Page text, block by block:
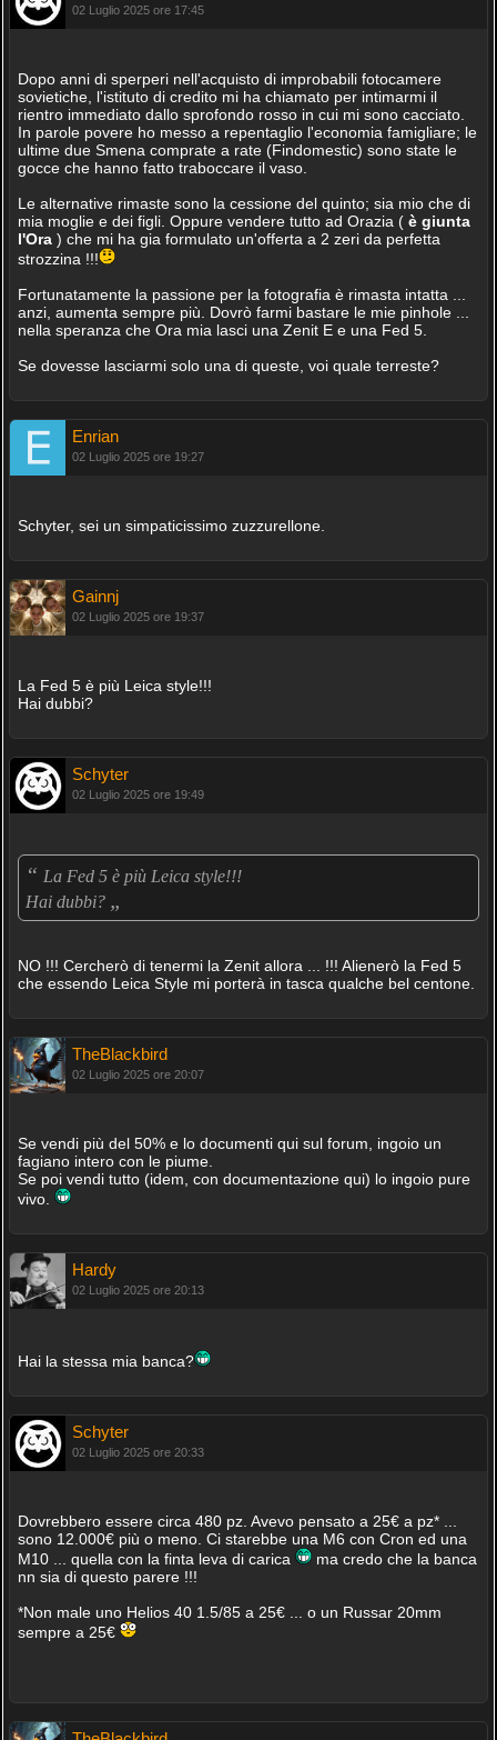
02 Luglio 2025 ore 17:45
Dopo anni di sperperi nell'acquisto di improbabili fotocamere
sovietiche, l'istituto di credito mi ha chiamato per intimarmi il
rientro immediato dallo sprofondo rosso in cui mi sono cacciato.
In parole povere ho messo a repentaglio l'economia famigliare; le
ultime due Smena comprate a rate (Findomestic) sono state le
gocce che hanno fatto traboccare il vaso.
Le alternative rimaste sono la cessione del quinto; sia mio che di
mia moglie e dei figli. Oppure vendere tutto ad Orazia (è giunta
l'Ora) che mi ha gia formulato un'offerta a 2 zeri da perfetta
strozzina !!!
Fortunatamente la passione per la fotografia è rimasta intatta ...
anzi, aumenta sempre più. Dovrò farmi bastare le mie pinhole ...
nella speranza che Ora mia lasci una Zenit E e una Fed 5.
Se dovesse lasciarmi solo una di queste, voi quale terreste?
Enrian
02 Luglio 2025 ore 19:27
Schyter, sei un simpaticissimo zuzzurellone.
Gainnj
02 Luglio 2025 ore 19:37
La Fed 5 è più Leica style!!!
Hai dubbi?
Schyter
02 Luglio 2025 ore 19:49
“ La Fed 5 è più Leica style!!!
Hai dubbi? „
NO !!! Cercherò di tenermi la Zenit allora ... !!! Alienerò la Fed 5
che essendo Leica Style mi porterà in tasca qualche bel centone.
TheBlackbird
02 Luglio 2025 ore 20:07
Se vendi più del 50% e lo documenti qui sul forum, ingoio un
fagiano intero con le piume.
Se poi vendi tutto (idem, con documentazione qui) lo ingoio pure
vivo.
Hardy
02 Luglio 2025 ore 20:13
Hai la stessa mia banca?
Schyter
02 Luglio 2025 ore 20:33
Dovrebbero essere circa 480 pz. Avevo pensato a 25€ a pz* ...
sono 12.000€ più o meno. Ci starebbe una M6 con Cron ed una
M10 ... quella con la finta leva di carica
ma credo che la banca
nn sia di questo parere !!!
*Non male uno Helios 40 1.5/85 a 25€ ... o un Russar 20mm
sempre a 25€